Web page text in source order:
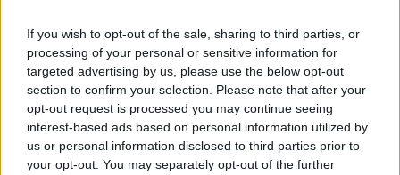
If you wish to opt-out of the sale, sharing to third parties, or
processing of your personal or sensitive information for
targeted advertising by us, please use the below opt-out
section to confirm your selection. Please note that after your
opt-out request is processed you may continue seeing
interest-based ads based on personal information utilized by
us or personal information disclosed to third parties prior to
your opt-out. You may separately opt-out of the further
Φωτογραφία Αρχείου/pexels.com
Προσθέστε το ΕΘΝΟΣ στη Google